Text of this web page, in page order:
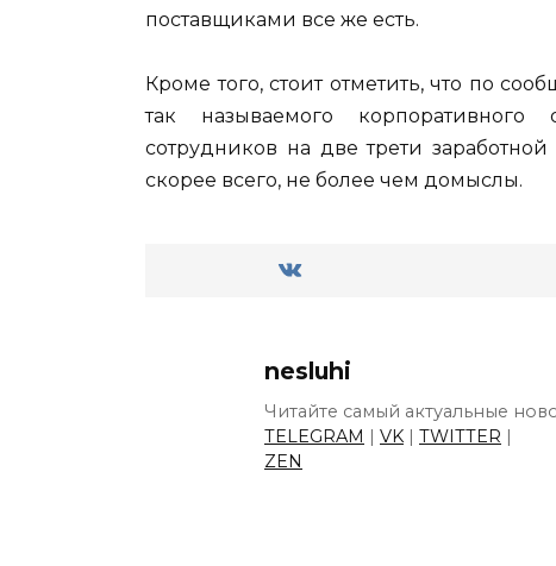
поставщиками все же есть.
Кроме того, стоит отметить, что по
так называемого
сотрудников на две трети
скорее всего, не более чем домыслы.
nesluhi
Читайте самый актуальные
TELEGRAM | VK | TWITTER |
ZEN